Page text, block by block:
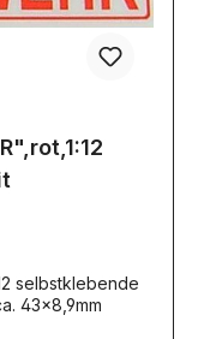
selbstklebende
43x8,9mm